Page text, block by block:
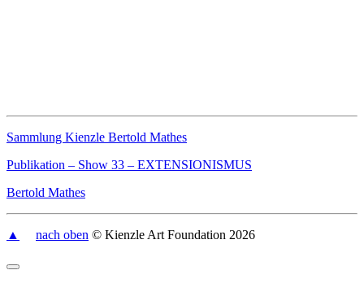
Sammlung Kienzle Bertold Mathes
Publikation – Show 33 – EXTENSIONISMUS
Bertold Mathes
▲ nach oben © Kienzle Art Foundation 2026